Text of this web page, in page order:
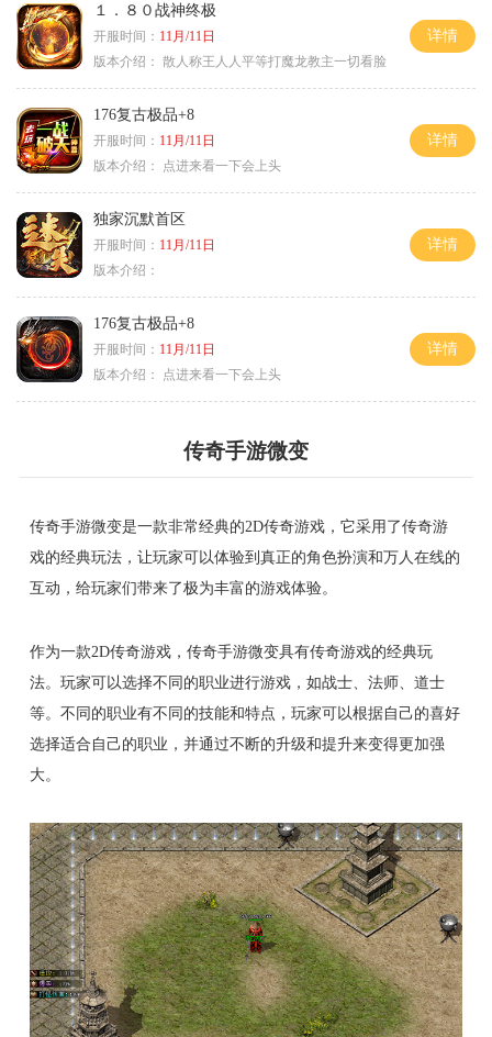
１．８０战神终极
开服时间： 11月/11日
版本介绍： 散人称王人人平等打魔龙教主一切看脸
详情
176复古极品+8
开服时间： 11月/11日
版本介绍：
点进来看一下会上头
详情
独家沉默首区
开服时间： 11月/11日
版本介绍：
详情
176复古极品+8
开服时间： 11月/11日
版本介绍：
点进来看一下会上头
详情
传奇手游微变
传奇手游微变是一款非常经典的2D传奇游戏，它采用了传奇游
戏的经典玩法，让玩家可以体验到真正的角色扮演和万人在线的
互动，给玩家们带来了极为丰富的游戏体验。
作为一款2D传奇游戏，传奇手游微变具有传奇游戏的经典玩
法。玩家可以选择不同的职业进行游戏，如战士、法师、道士
等。不同的职业有不同的技能和特点，玩家可以根据自己的喜好
选择适合自己的职业，并通过不断的升级和提升来变得更加强
大。